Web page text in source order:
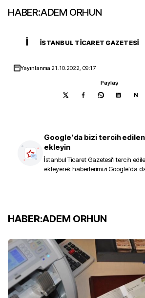
HABER:ADEM ORHUN
İ İSTANBUL TICARET GAZETESI
Yayınlanma 21.10.2022, 09:17
Paylaş
N
Google'da bizi tercih
ekleyin
İstanbul Ticaret Gazetesi'i tercih
ekleyerek haberlerimizi Google'da
HABER:ADEM ORHUN